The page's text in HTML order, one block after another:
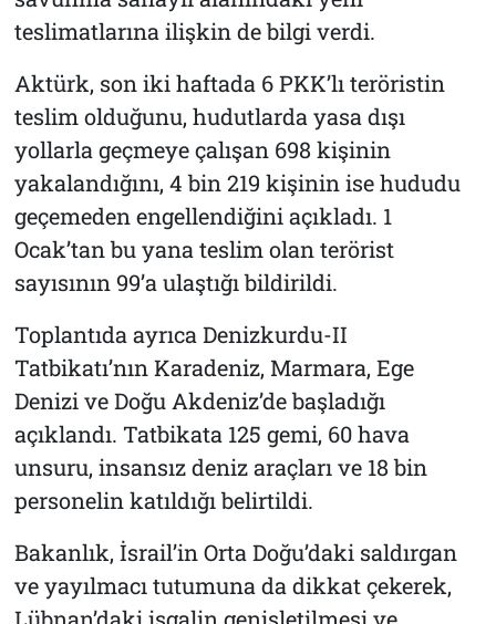
teslimatlarına ilişkin de bilgi verdi.
Aktürk, son iki haftada 6 PKK’lı teröristin
teslim olduğunu, hudutlarda yasa dışı
yollarla geçmeye çalışan 698 kişinin
yakalandığını, 4 bin 219 kişinin ise hududu
geçemeden engellendiğini açıkladı. 1
Ocak’tan bu yana teslim olan terörist
sayısının 99’a ulaştığı bildirildi.
Toplantıda ayrıca Denizkurdu-II
Tatbikatı’nın Karadeniz, Marmara, Ege
Denizi ve Doğu Akdeniz’de başladığı
açıklandı. Tatbikata 125 gemi, 60 hava
unsuru, insansız deniz araçları ve 18 bin
personelin katıldığı belirtildi.
Bakanlık, İsrail’in Orta Doğu’daki saldırgan
ve yayılmacı tutumuna da dikkat çekerek,
Lübnan’daki işgalin genişletilmesi ve